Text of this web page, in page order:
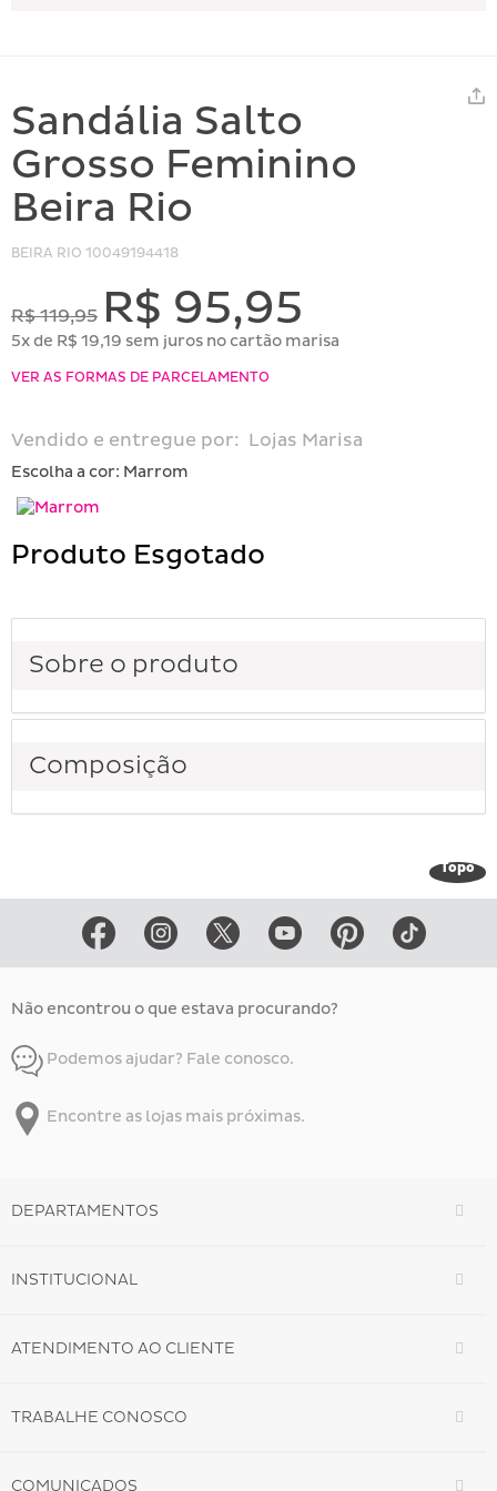
Sandália Salto
Grosso Feminino
Beira Rio
BEIRA RIO 10049194418
R$ 119,95 R$ 95,95
5x de R$ 19,19 sem juros no cartão marisa
VER AS FORMAS DE PARCELAMENTO
Vendido e entregue por: Lojas Marisa
Escolha a cor: Marrom
Produto Esgotado
Sobre o produto
Composição
Topo
Não encontrou o que estava procurando?
Podemos ajudar? Fale conosco.
Encontre as lojas mais próximas.
DEPARTAMENTOS
INSTITUCIONAL
ATENDIMENTO AO CLIENTE
TRABALHE CONOSCO
COMUNICADOS